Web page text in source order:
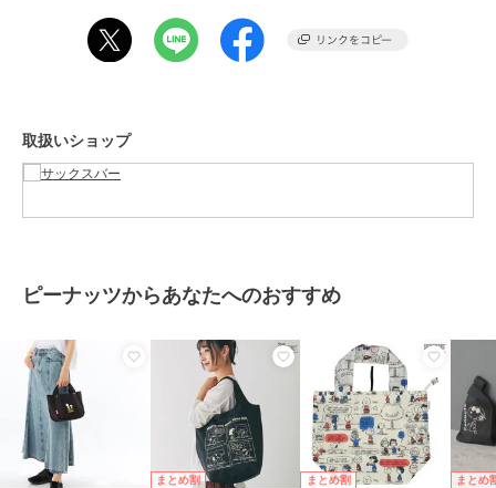
性別タイプ
レディース
バッグ
／トートバッグ
メンズ
サイズ
取扱いショップ
ピーナッツからあなたへのおすすめ
まとめ割 まとめ割 まとめ